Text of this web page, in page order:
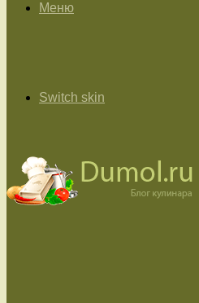
Меню
Switch skin